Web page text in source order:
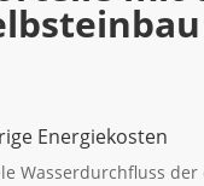
Energiekosten
Wasserdurchfluss der